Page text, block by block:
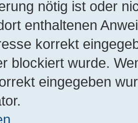
nötig ist oder
enthaltenen
korrekt
blockiert wurde.
eingegeben